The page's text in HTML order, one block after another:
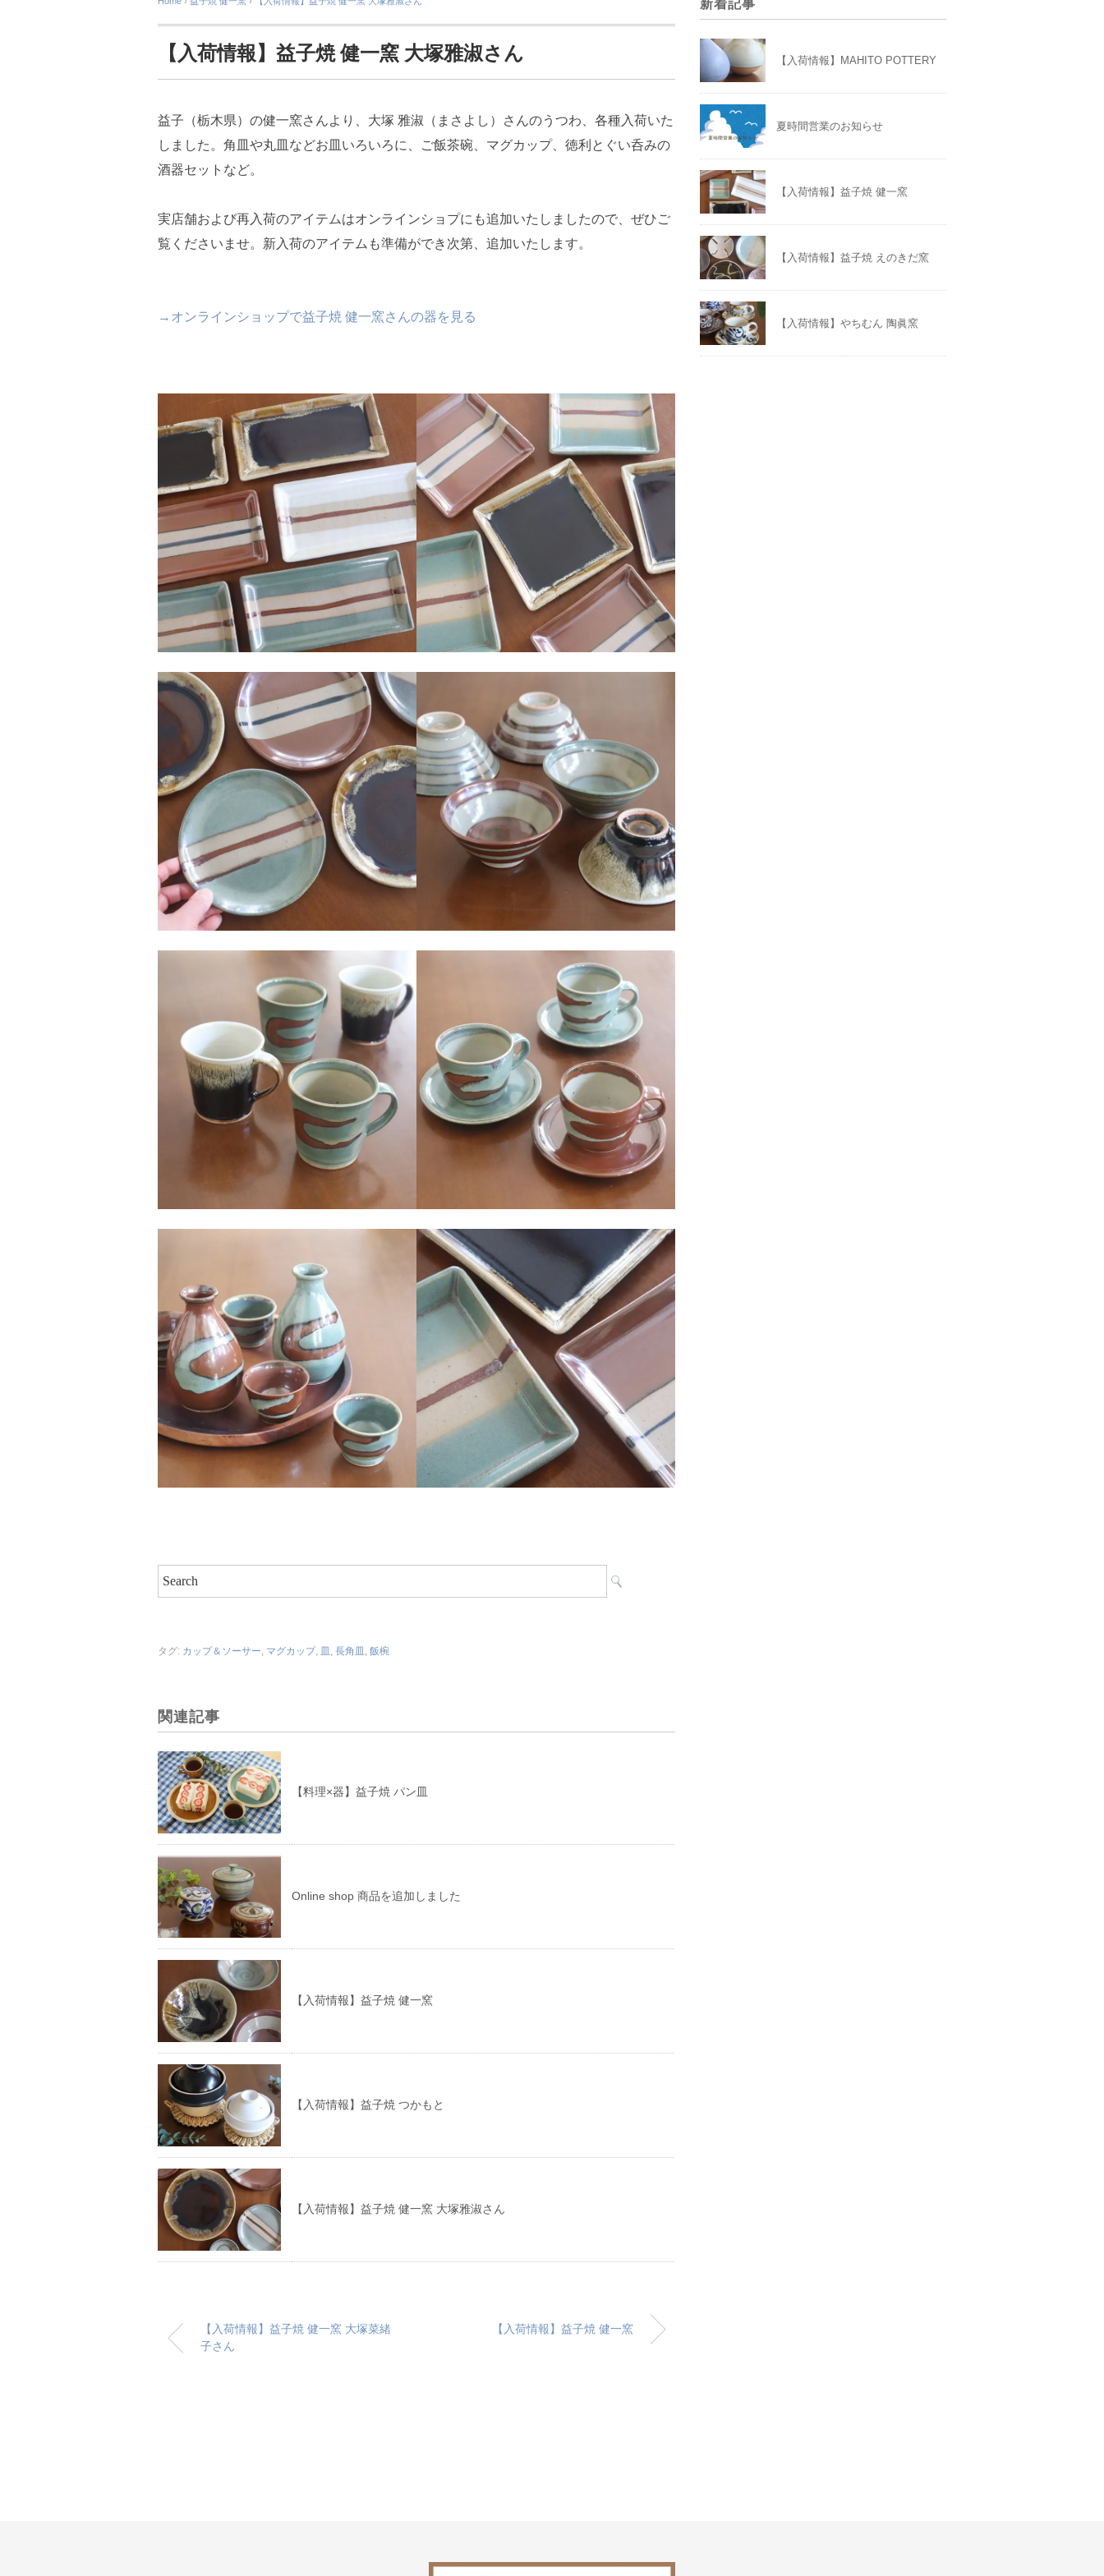
【入荷情報】益子焼 健一窯 大塚雅淑さん
益子（栃木県）の健一窯さんより、大塚 雅淑（まさよし）さんのうつわ、各種入荷いた
しました。角皿や丸皿などお皿いろいろに、ご飯茶碗、マグカップ、徳利とぐい呑みの
酒器セットなど。
実店舗および再入荷のアイテムはオンラインショプにも追加いたしましたので、ぜひご
覧くださいませ。新入荷のアイテムも準備ができ次第、追加いたします。
→オンラインショップで益子焼 健一窯さんの器を見る
タグ: カップ＆ソーサー マグカップ, 皿 長角皿 飯椀
関連記事
【料理×器】益子焼 パン皿
Online shop 商品を追加しました
【入荷情報】益子焼 健一窯
【入荷情報】益子焼 つかもと
【入荷情報】益子焼 健一窯 大塚雅淑さん
【入荷情報】益子焼 健一窯 大塚菜緒
子さん
【入荷情報】益子焼 健一窯
新着記事
【入荷情報】MAHITO POTTERY
夏時間営業のお知らせ
【入荷情報】益子焼 健一窯
【入荷情報】益子焼 えのきだ窯
【入荷情報】やちむん 陶眞窯